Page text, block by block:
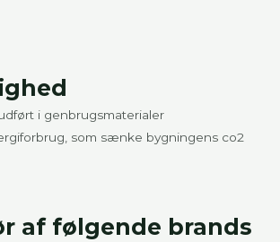
i genbrugsmaterialer
som sænke bygningens co2
af følgende brands